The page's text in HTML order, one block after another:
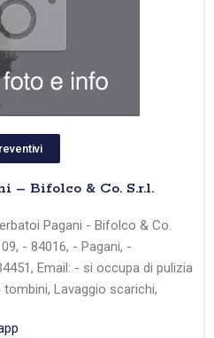
– Bifolco & Co. S.r.l.
Pagani - Bifolco & Co.
- 84016, - Pagani, -
Email: - si occupa di pulizia
Lavaggio scarichi,